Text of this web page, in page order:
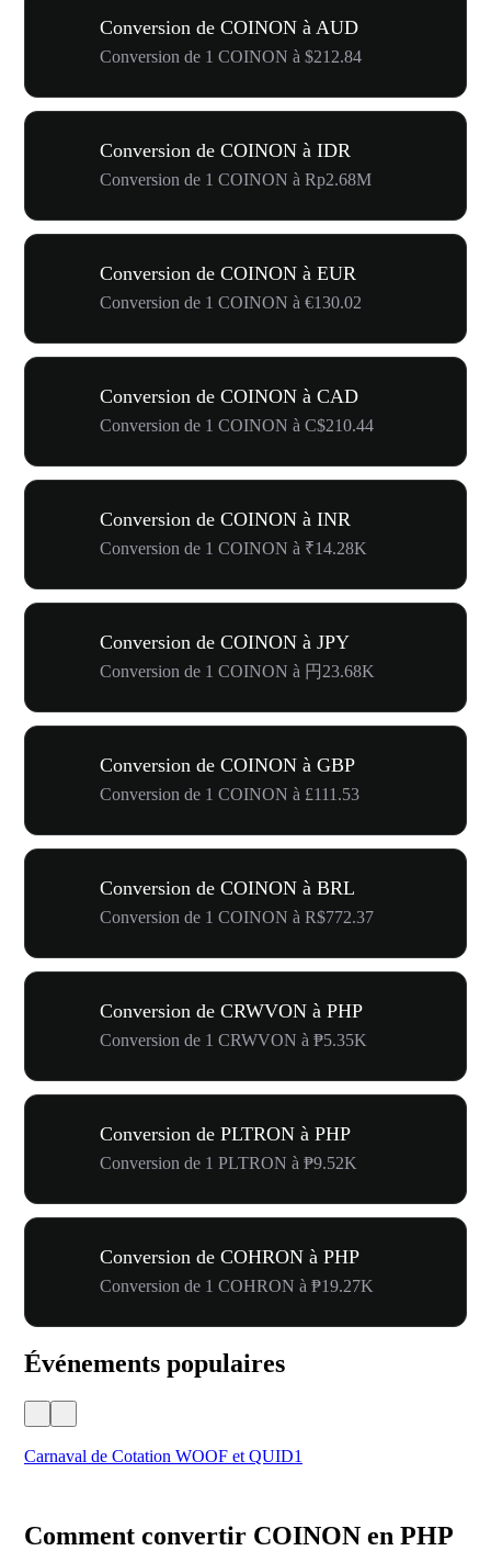
Conversion de COINON à AUD
Conversion de 1 COINON à $212.84
Conversion de COINON à IDR
Conversion de 1 COINON à Rp2.68M
Conversion de COINON à EUR
Conversion de 1 COINON à €130.02
Conversion de COINON à CAD
Conversion de 1 COINON à C$210.44
Conversion de COINON à INR
Conversion de 1 COINON à ₹14.28K
Conversion de COINON à JPY
Conversion de 1 COINON à 円23.68K
Conversion de COINON à GBP
Conversion de 1 COINON à £111.53
Conversion de COINON à BRL
Conversion de 1 COINON à R$772.37
Conversion de CRWVON à PHP
Conversion de 1 CRWVON à ₱5.35K
Conversion de PLTRON à PHP
Conversion de 1 PLTRON à ₱9.52K
Conversion de COHRON à PHP
Conversion de 1 COHRON à ₱19.27K
Événements populaires
Carnaval de Cotation WOOF et QUID1
Comment convertir COINON en PHP